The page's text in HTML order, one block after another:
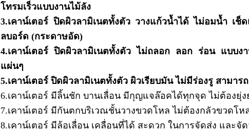
โทรมเร็วแบบงานไม้ลัง
3.เคาน์เตอร์ ปิดผิวลามิเนตทั้งตัว วางแก้วน้ำได้ ไม่อมน้ำ เช็
ลบอร์ด (กระดาษอัด)
4.เคาน์เตอร์ ปิดผิวลามิเนตทั้งตัว ไม่ถลอก ลอก ร่อน แบบง
แผ่นๆ
5.เคาน์เตอร์ ปิดผิวลามิเนตทั้งตัว ผิวเรียบมัน ไม่มีร่องรู สามาร
6.เคาน์เตอร์ มีลิ้นชัก บานเลื่อน มีกุญแจล๊อคได้ทุกจุด ไม่ต้องยุ่ง
7.เคาน์เตอร์ มีกันตกบริเวณชั้นวางขวดโหล ไม่ต้องกลัวขวดโ
8.เคาน์เตอร์ มีล้อเลื่อน เคลื่อนที่ได้ สะดวก ในการจัดส่ง และจั